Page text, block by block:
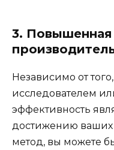
3. Повышенная
Независимо от
исследователем
эффективность
достижению ваших
метод, вы можете